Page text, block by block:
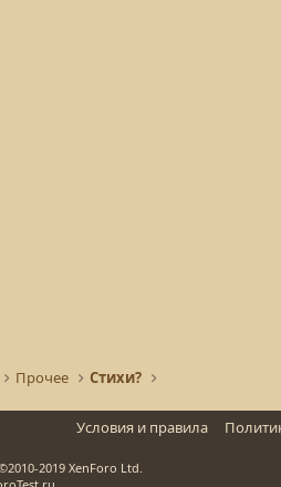
Прочее Стихи?
Условия и правила
2019 XenForo Ltd.